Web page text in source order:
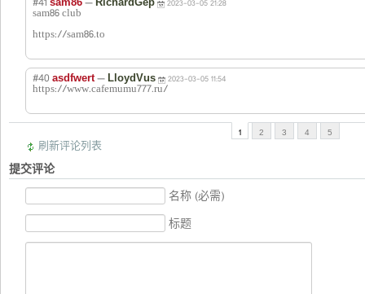
2023-03-05 21:28
sam86 club
https://sam86.to
#40 asdfwert— LloydVus 2023-03-05 11:54
https://www.cafemumu777.ru/
1 2 3 4 5
刷新评论列表
提交评论
名称 (必需)
标题